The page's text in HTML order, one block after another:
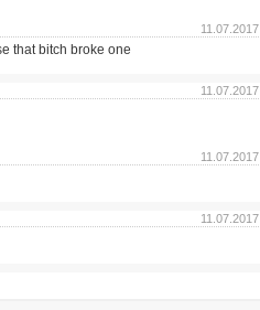
11.07.2017
that bitch broke one
11.07.2017
11.07.2017
11.07.2017